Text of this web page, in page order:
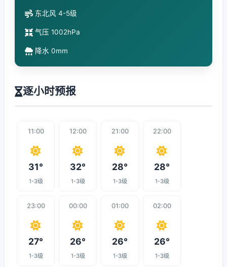
东北风 4-5级
气压 1002hPa
降水 0mm
逐小时预报
11:00
31°
1-3级
12:00
32°
1-3级
21:00
28°
1-3级
22:00
28°
1-3级
23:00
27°
1-3级
00:00
26°
1-3级
01:00
26°
1-3级
02:00
26°
1-3级